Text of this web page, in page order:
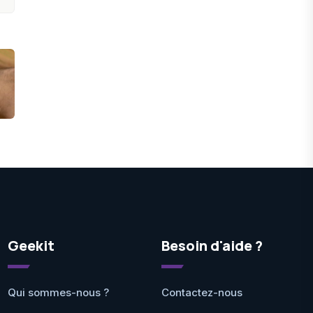
Geekit
Qui sommes-nous ?
Besoin d'aide ?
Contactez-nous